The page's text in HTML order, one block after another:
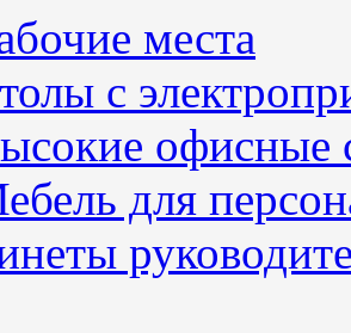
места
с
офисные
для